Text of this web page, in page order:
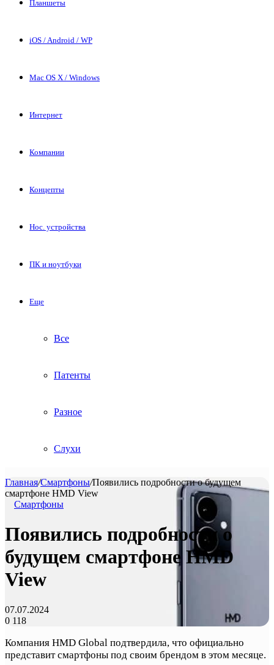
Планшеты
iOS / Android / WP
Mac OS X / Windows
Интернет
Компании
Концепты
Нос. устройства
ПК и ноутбуки
Еще
Все
Патенты
Разное
Слухи
Главная/Смартфоны/Появились подробности о будущем
смартфоне HMD View
Смартфоны
Появились подробности о
будущем смартфоне HMD
View
07.07.2024
0 118
Компания HMD Global подтвердила, что официально
представит смартфоны под своим брендом в этом месяце.